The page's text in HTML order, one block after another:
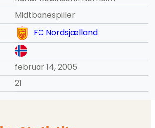
Midtbanespiller
FC Nordsjælland
februar 14, 2005
21